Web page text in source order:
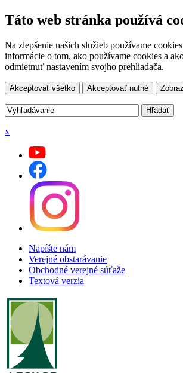
Táto web stránka používá
Na zlepšenie našich služieb používame
informácie o tom, ako používame cookies a
odmietnuť nastavením svojho prehliadača.
Akceptovať všetko Akceptovať nutné
x
Napíšte nám
Verejné obstarávanie
Obchodné verejné súťaže
Textová verzia